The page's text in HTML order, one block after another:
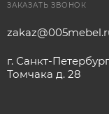
ЗАКАЗАТЬ ЗВОНОК
г. Санкт-
Томчака д. 28